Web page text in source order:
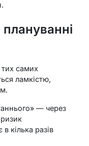
тих самих
ламкістю,
— через
кілька разів